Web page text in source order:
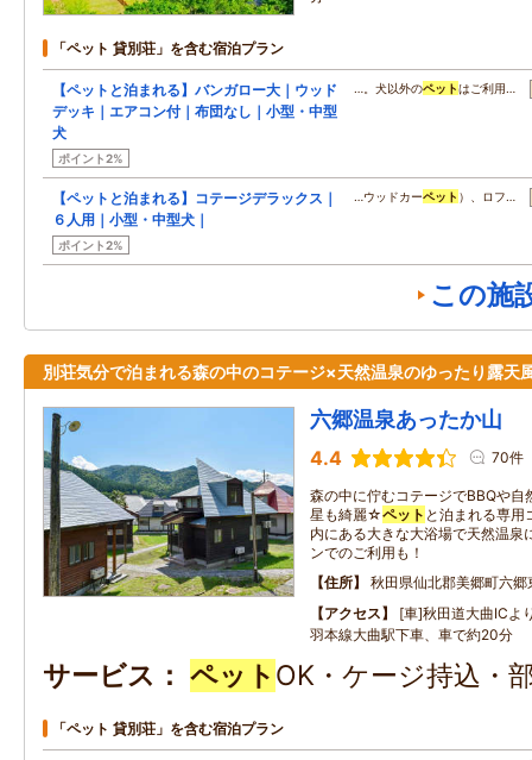
「ペット 貸別荘」を含む宿泊プラン
【ペットと泊まれる】バンガロー大｜ウッド
デッキ｜エアコン付｜布団なし｜小型・中型
犬
ポイント2%
…。犬以外のペットはご利用…
【ペットと泊まれる】コテージデラックス｜
６人用｜小型・中型犬｜
ポイント2%
…ウッドカーペット ）、ロフ…
この施
別荘気分で泊まれる森の中のコテージ×天然温泉のゆったり露天
六郷温泉あったか山
4.4 70件
森の中に佇むコテージでBBQや自
星も綺麗☆ペット と泊まれる専用
内にある大きな大浴場で天然温泉
ンでのご利用も！
住所
秋田県仙北郡美郷町六
アクセス
[車]秋田道大曲IC
羽本線大曲駅下車、車で約20分
サービス ペット OK・ケージ持込・
「ペット 貸別荘」を含む宿泊プラン